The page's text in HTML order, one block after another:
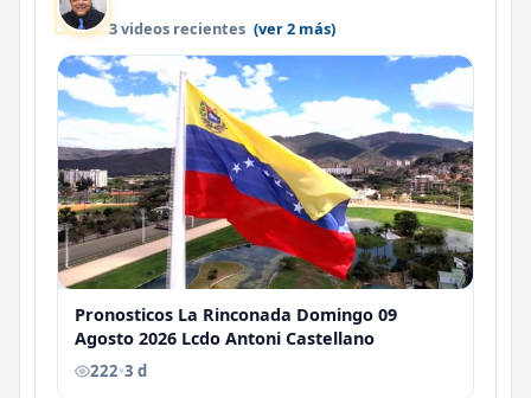
3 videos recientes (ver 2 más)
Pronosticos La Rinconada Domingo 09
Agosto 2026 Lcdo Antoni Castellano
222•3 d